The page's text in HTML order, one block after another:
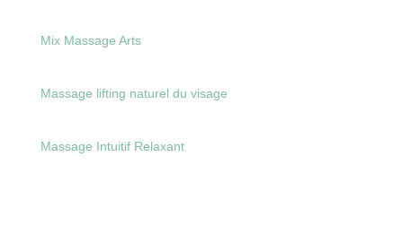
Mix Massage Arts
Massage lifting naturel du visage
Massage Intuitif Relaxant